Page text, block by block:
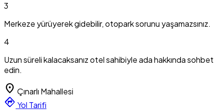
3
Merkeze yürüyerek gidebilir, otopark sorunu yaşamazsınız.
4
Uzun süreli kalacaksanız otel sahibiyle ada hakkında sohbet
edin.
location_on Çınarlı Mahallesi
directions Yol Tarifi